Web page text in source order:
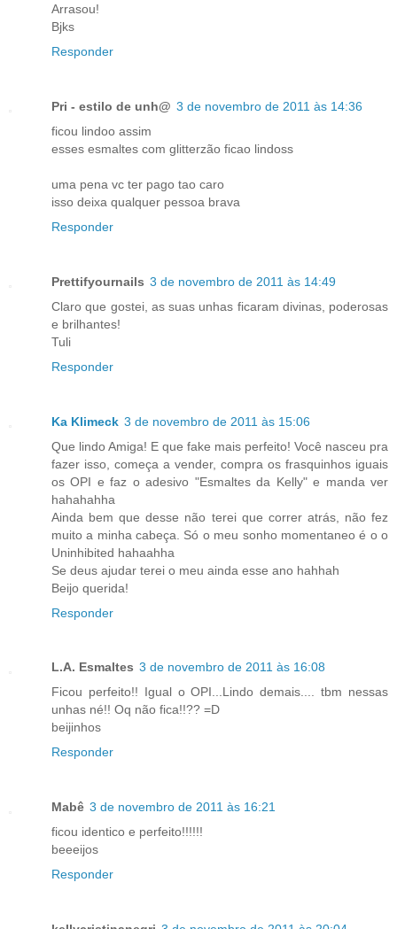
Arrasou!
Bjks
Responder
Pri - estilo de unh@ 3 de novembro de 2011 às 14:36
ficou lindoo assim
esses esmaltes com glitterzão ficao lindoss
uma pena vc ter pago tao caro
isso deixa qualquer pessoa brava
Responder
Prettifyournails 3 de novembro de 2011 às 14:49
Claro que gostei, as suas unhas ficaram divinas, poderosas
e brilhantes!
Tuli
Responder
Ka Klimeck 3 de novembro de 2011 às 15:06
Que lindo Amiga! E que fake mais perfeito! Você nasceu pra
fazer isso, começa a vender, compra os frasquinhos iguais
os OPI e faz o adesivo "Esmaltes da Kelly" e manda ver
hahahahha
Ainda bem que desse não terei que correr atrás, não fez
muito a minha cabeça. Só o meu sonho momentaneo é o o
Uninhibited hahaahha
Se deus ajudar terei o meu ainda esse ano hahhah
Beijo querida!
Responder
L.A. Esmaltes 3 de novembro de 2011 às 16:08
Ficou perfeito!! Igual o OPI...Lindo demais.... tbm nessas
unhas né!! Oq não fica!!?? =D
beijinhos
Responder
Mabê 3 de novembro de 2011 às 16:21
ficou identico e perfeito!!!!!!
beeeijos
Responder